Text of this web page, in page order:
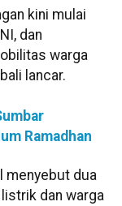
kini mulai
dan
warga
lancar.
Ramadhan
menyebut dua
dan warga